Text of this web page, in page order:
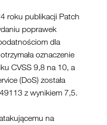
roku publikacji Patch
poprawek
dla
oznaczenie
CVSS 9,8 na 10, a
(DoS) została
z wynikiem 7,5.
na